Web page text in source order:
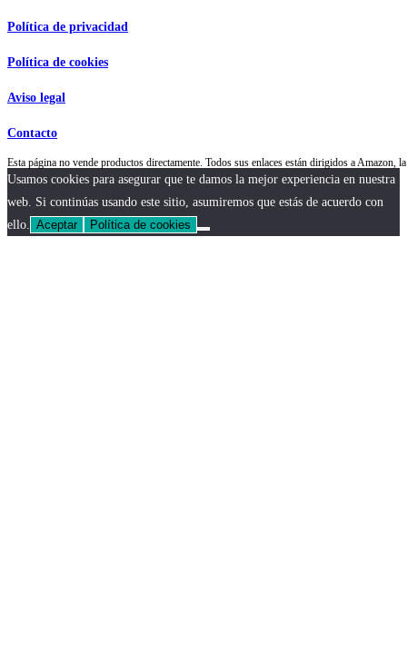
Política de privacidad
Política de cookies
Aviso legal
Contacto
Esta página no vende productos directamente. Todos sus enlaces están dirigidos a
Usamos cookies para asegurar que te damos la mejor experiencia en nuestra
web. Si continúas usando este sitio, asumiremos que estás de acuerdo con
ello. Aceptar Política de cookies